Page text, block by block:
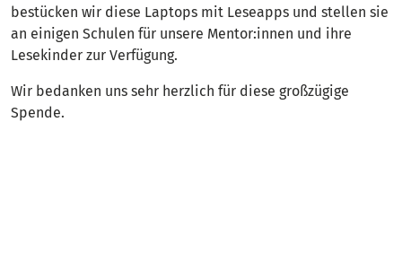
bestücken wir diese Laptops mit Leseapps und stellen sie
an einigen Schulen für unsere Mentor:innen und ihre
Lesekinder zur Verfügung.
Wir bedanken uns sehr herzlich für diese großzügige
Spende.